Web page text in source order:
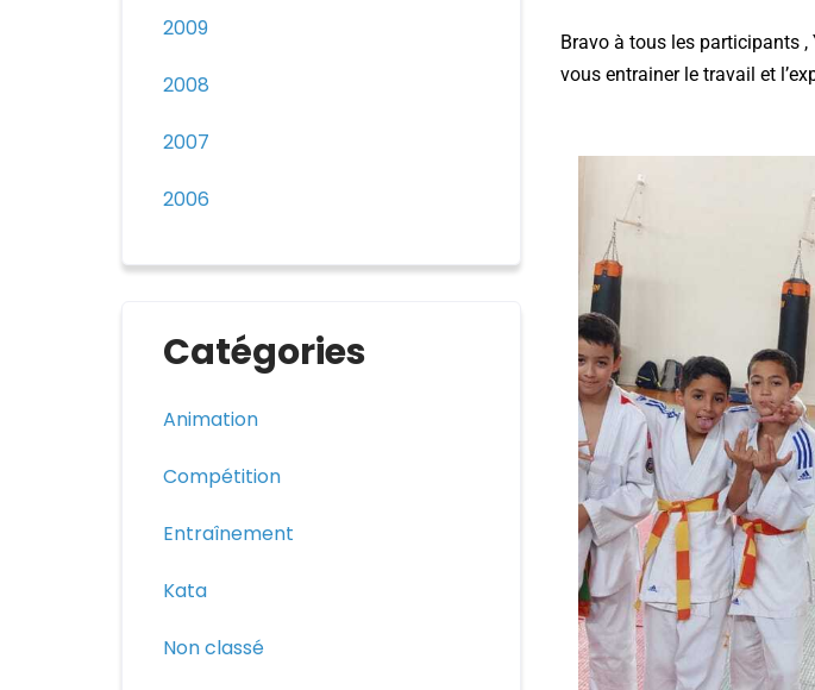
Bravo à tous les participants
vous entrainer le travail et
2009
2008
2007
2006
Catégories
Animation
Compétition
Entraînement
Kata
Non classé